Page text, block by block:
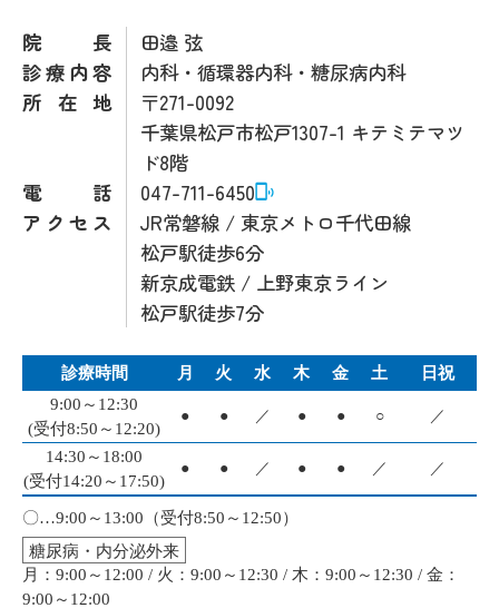
院長
田邉 弦
診療内容
内科・循環器内科・糖尿病内科
所在地
〒271-0092
千葉県松戸市松戸1307-1 キテミテマツ
ド8階
電話
047-711-6450
アクセス
JR常磐線 / 東京メトロ千代田線
松戸駅徒歩6分
新京成電鉄 / 上野東京ライン
松戸駅徒歩7分